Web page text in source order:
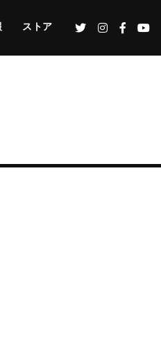
ストア